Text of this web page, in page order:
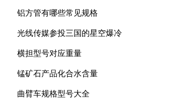
铝方管有哪些常见规格
光线传媒参投三国的星空爆冷
横担型号对应重量
锰矿石产品化合水含量
曲臂车规格型号大全